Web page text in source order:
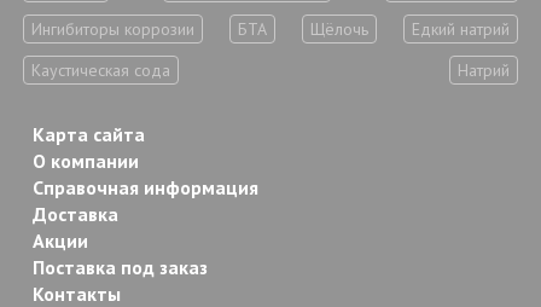
Ингибиторы коррозии
БТА Щёлочь
Едкий натрий
Каустическая сода
Натрий
Карта сайта
О компании
Справочная информация
Доставка
Акции
Поставка под заказ
Контакты